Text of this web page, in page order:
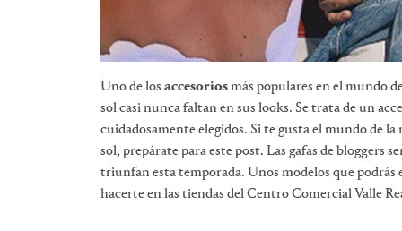
Uno de los accesoriosmás populares en el mundo
sol casi nunca faltan en sus looks. Se trata de un
cuidadosamente elegidos. Si te gusta el mundo de la
sol, prepárate para este post. Las gafas de bloggers
triunfan esta temporada. Unos modelos que
hacerte en las tiendas del Centro Comercial Valle